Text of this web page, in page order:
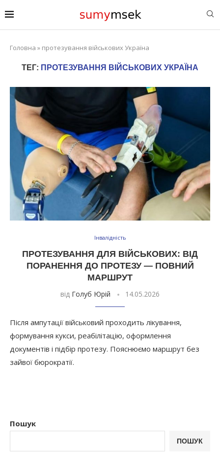
Головна » протезування військових Україна
ТЕГ: ПРОТЕЗУВАННЯ ВІЙСЬКОВИХ УКРАЇНА
Інвалідність
ПРОТЕЗУВАННЯ ДЛЯ ВІЙСЬКОВИХ: ВІД
ПОРАНЕННЯ ДО ПРОТЕЗУ — ПОВНИЙ
МАРШРУТ
від Голуб Юрій 14.05.2026
Після ампутації військовий проходить лікування,
формування кукси, реабілітацію, оформлення
документів і підбір протезу. Пояснюємо маршрут без
зайвої бюрократії.
Пошук
ПОШУК